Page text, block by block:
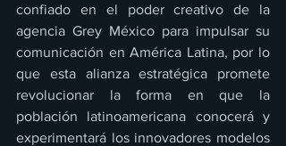
confiado en el poder creativo de la
agencia Grey México para impulsar su
comunicación en América Latina, por lo
que esta alianza estratégica promete
revolucionar la forma en que la
población latinoamericana conocerá y
experimentará los innovadores modelos